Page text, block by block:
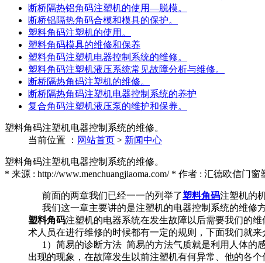
断桥隔热铝角码注塑机的使用—脱模。
断桥铝隔热角码合模和模具的保护。
塑料角码注塑机的使用。
塑料角码模具的维修和保养
塑料角码注塑机电器控制系统的维修。
塑料角码注塑机液压系统常见故障分析与维修。
断桥隔热角码注塑机的维修。
断桥隔热角码注塑机电器控制系统的养护
复合角码注塑机液压泵的维护和保养。
塑料角码注塑机电器控制系统的维修。
当前位置 ： 网站首页 > 新闻中心
塑料角码注塑机电器控制系统的维修。
* 来源 : http://www.menchuangjiaoma.com/ * 作者 : 汇德欧信门
前面的两章我们已经一一的列举了塑料角码注塑机的
我们这一章主要讲的是注塑机的电器控制系统的维修方
塑料角码注塑机的电器系统在发生故障以后需要我们的
术人员在进行维修的时候都有一定的规则，下面我们就来
1）简易的诊断方法 简易的方法气质就是利用人体的
出现的现象，在故障发生以前注塑机有何异常、他的各